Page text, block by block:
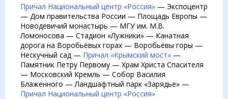
Причал Национальный центр «Россия» — Экспоцентр
— Дом правительства России — Площадь Европы —
Новодевичий монастырь — МГУ им. М.В.
Ломоносова — Стадион «Лужники» — Канатная
дорога на Воробьёвых горах — Воробьёвы горы —
Нескучный сад — Причал «Крымский мост» —
Памятник Петру Первому — Храм Христа Спасителя
— Московский Кремль — Собор Василия
Блаженного — Ландшафтный парк «Зарядье» —
Причал Национальный центр «Россия»